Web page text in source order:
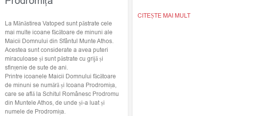
La Mănăstirea Vatoped sunt păstrate cele
mai multe icoane făcătoare de minuni ale
Maicii Domnului din Sfântul Munte Athos.
Acestea sunt considerate a avea puteri
miraculoase și sunt păstrate cu grijă și
sfințenie de sute de ani.
Printre icoanele Maicii Domnului făcătoare
de minuni se numără și Icoana Prodromița,
care se află la Schitul Românesc Prodromu
din Muntele Athos, de unde și-a luat și
numele de Prodromița.
CITEȘTE MAI MULT